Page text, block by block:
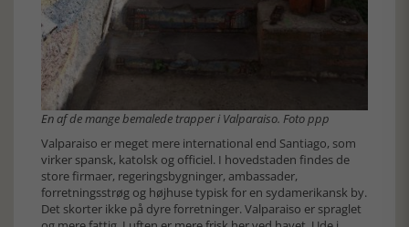
En af de mange bemalede trapper i Valparaiso. Foto ppp
Valparaiso er meget mere international end Santiago, som
virker spansk, katolsk og officiel. I hovedstaden findes de
store firmaer, regeringsbygninger, ambassader,
forretningsstrøg og højhuse typisk for en sydamerikansk by.
Det skorter ikke på dyre forretninger. Valparaiso er spraglet